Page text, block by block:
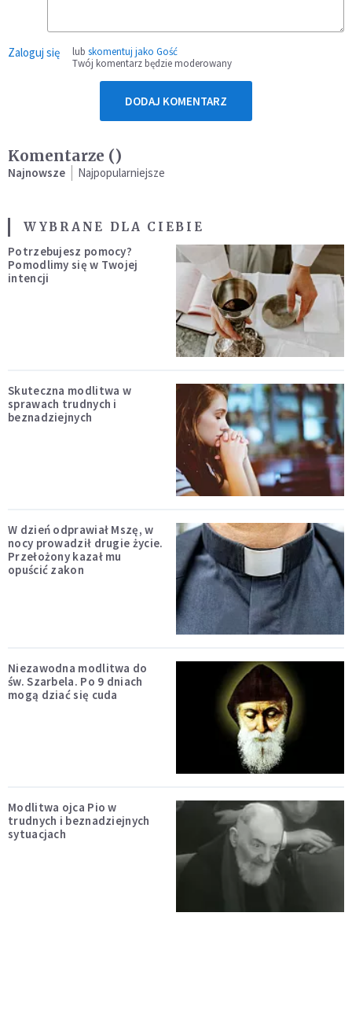
Zaloguj się lub skomentuj jako Gość
Twój komentarz będzie moderowany
DODAJ KOMENTARZ
Komentarze ()
Najnowsze Najpopularniejsze
WYBRANE DLA CIEBIE
Potrzebujesz pomocy?
Pomodlimy się w Twojej
intencji
Skuteczna modlitwa w
sprawach trudnych i
beznadziejnych
W dzień odprawiał Mszę, w
nocy prowadził drugie życie.
Przełożony kazał mu
opuścić zakon
Niezawodna modlitwa do
św. Szarbela. Po 9 dniach
mogą dziać się cuda
Modlitwa ojca Pio w
trudnych i beznadziejnych
sytuacjach